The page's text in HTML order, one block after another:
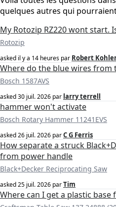
quelques autres qui
My Rotozip RZ220 wont start.
Rotozip
asked il y a 14 heures par Robert
Where do the blue wires from
Bosch 1587AVS
asked30 juil. 2026 par larry terrell
hammer won't activate
Bosch Rotary Hammer 11241EVS
asked26 juil. 2026 parC G Ferris
How separate a struck
from power handle
Black+Decker Reciprocating Saw
asked25 juil. 2026 parTim
Where can I get a plastic base